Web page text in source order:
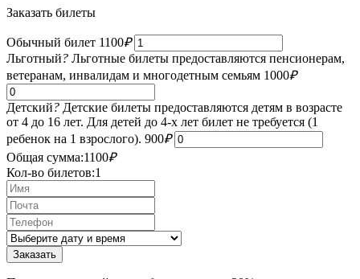
Заказать билеты
Обычный билет 1100₽
Льготный? Льготные билеты предоставляются пенсионерам,
ветеранам, инвалидам и многодетным семьям 1000₽
Детский? Детские билеты предоставляются детям в возрасте
от 4 до 16 лет. Для детей до 4-х лет билет не требуется (1
ребенок на 1 взрослого). 900₽
Общая сумма:1100₽
Кол-во билетов:1